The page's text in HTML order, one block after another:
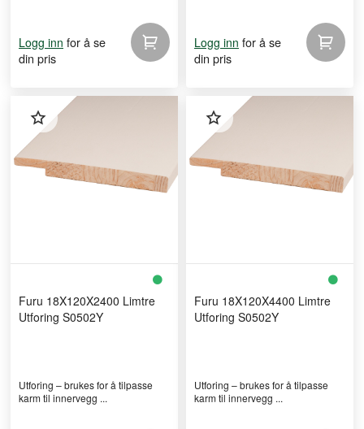
Logg inn for å se
din pris
Logg inn for å se
din pris
Furu 18X120X2400 Limtre
Utforing S0502Y
Utforing – brukes for å tilpasse
karm til innervegg ...
Furu 18X120X4400 Limtre
Utforing S0502Y
Utforing – brukes for å tilpasse
karm til innervegg ...